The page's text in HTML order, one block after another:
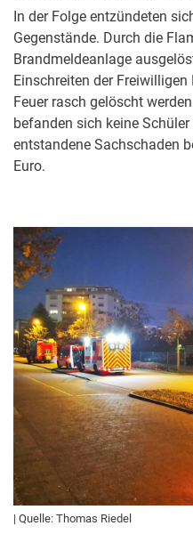
In der Folge entzündeten
Gegenstände. Durch die
Brandmeldeanlage
Einschreiten der
Feuer rasch gelöscht
befanden sich keine
entstandene Sachschaden
Euro.
| Quelle: Thomas Riedel